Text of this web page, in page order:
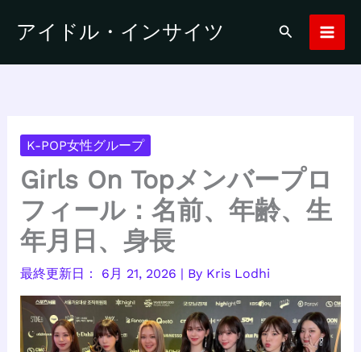
アイドル・インサイツ
検
K-POP女性グループ
Girls On Topメンバープロ
フィール：名前、年齢、生
年月日、身長
6月 21, 2026 | By Kris Lodhi